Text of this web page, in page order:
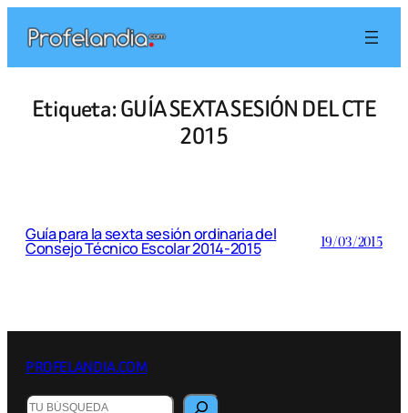
contenido
Etiqueta:GUÍA SEXTA SESIÓN DEL CTE
2015
Guía para la sexta sesión ordinaria del
Consejo Técnico Escolar 2014-2015 19/03/2015
PROFELANDIA.COM
Buscar